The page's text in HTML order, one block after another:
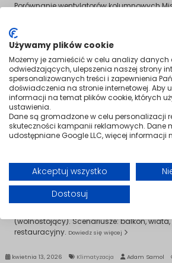
Używamy plików cookie
Możemy je zamieścić w celu analizy
odwiedzających, ulepszenia naszej strony
spersonalizowanych treści i zapewnienia
doświadczenia na stronie internetowej. Aby
informacji na temat plików cookie, których
ustawienia.
Dane są gromadzone w celu personalizacji
skuteczności kampanii reklamowych. Dane
udostępniane Google LLC, więcej informacji
Akceptuj wszystko
Dostosuj
Porównanie wentylatorów kolumnowych
Zalety wieżowego vs stojącego,
salonu, biura i sypialni.
kwietnia 13, 2026
Ranking grzejników elektrycznych
wybrać do pokoju, łazienki i biura?
Porównanie typów grzejników
DUBAI, olejowy CALZO i ceramiczny
doboru do sypialni, biura i łazienki. Koszty
Dowiedz się więcej
Jaki promiennik tarasowy wybrać?
Porównanie ROMA i VERONA -
wolnostojący?
Porównanie dwóch linii promienników
(wolnostojący). Scenariusze: balkon,
restauracyjny. Dowiedz się więcej
kwietnia 13, 2026 Klimatyzacja Adam Samol